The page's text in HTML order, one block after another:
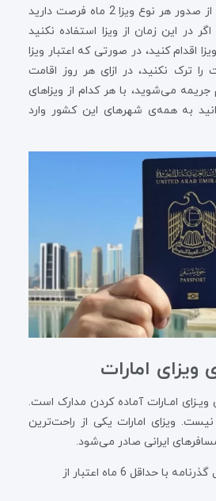
توجه داشته باشید بعد از صدور هر نوع ویزا 2 ماه فرصت دارید
در این زمان از ویزا استفاده نکنید
اقدام کنید، در صورتی که اعتبار ویزا
را ترک نکنید، در ازای هر روز اقامت
جریمه می‌شوید، با هر کدام از ویزاهای
به همه‌ی شهرهای این کشور وارد
ویزای امارات
ویـزای امـارات آماده کردن مدارک است.
ویزای امارات یکی از راحت‌ترین
ایرانی صادر می‌شود.
اسکن رنگی از صفحه اول گذرنامه با حداقل 6 ماه اعتبار از